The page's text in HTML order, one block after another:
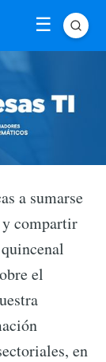
a sumarse
y compartir
el
en